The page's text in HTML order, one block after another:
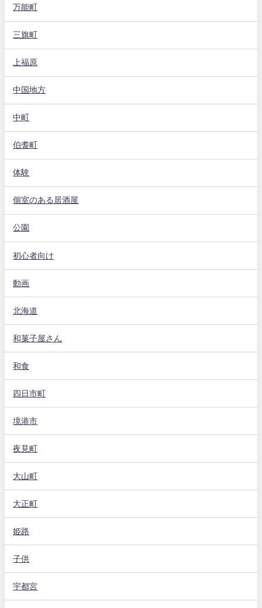
万能町
三旗町
上福原
中国地方
中町
伯耆町
体験
個室のある居酒屋
公園
初心者向け
動画
北海道
和菓子屋さん
和食
四日市町
境港市
夜見町
大山町
大正町
姫路
子供
宇都宮